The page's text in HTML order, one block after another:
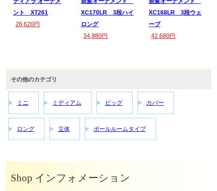
ント XT261
26,620円
XC170LR 3段ハイ
ロング
34,980円
XC168LR 3段ウェ
ーブ
42,680円
その他のカテゴリ
ミニ ミディアム ビッグ カバー
ロング 立体 ボールルームタイプ
Shop インフォメーション